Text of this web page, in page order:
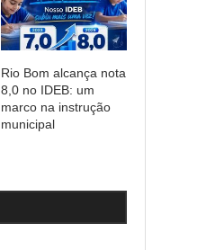
Rio Bom alcança nota
8,0 no IDEB: um
marco na instrução
municipal